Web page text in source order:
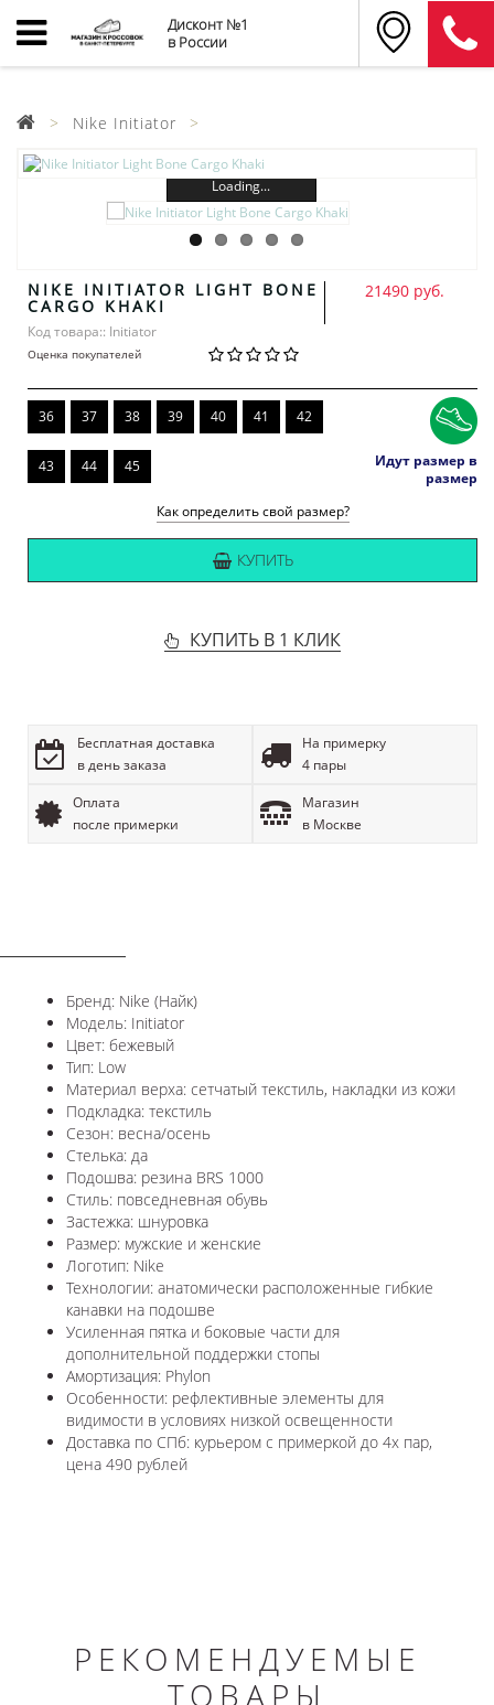
Дисконт №1
в России
Nike Initiator
Loading...
NIKE INITIATOR LIGHT BONE
CARGO KHAKI
Код товара:: Initiator
Оценка покупателей
21490 руб.
36 37 38 39 40 41 42
43 44 45
Идут размер в
размер
Как определить свой размер?
КУПИТЬ
КУПИТЬ В 1 КЛИК
Бесплатная доставка
в день заказа
На примерку
4 пары
Оплата
после примерки
Магазин
в Москве
Бренд: Nike (Найк)
Модель: Initiator
Цвет: бежевый
Тип: Low
Материал верха: сетчатый текстиль, накладки из кожи
Подкладка: текстиль
Сезон: весна/осень
Стелька: да
Подошва: резина BRS 1000
Стиль: повседневная обувь
Застежка: шнуровка
Размер: мужские и женские
Логотип: Nike
Технологии: анатомически расположенные гибкие
канавки на подошве
Усиленная пятка и боковые части для
дополнительной поддержки стопы
Амортизация: Phylon
Особенности: рефлективные элементы для
видимости в условиях низкой освещенности
Доставка по СПб: курьером с примеркой до 4х пар,
цена 490 рублей
РЕКОМЕНДУЕМЫЕ
ТОВАРЫ